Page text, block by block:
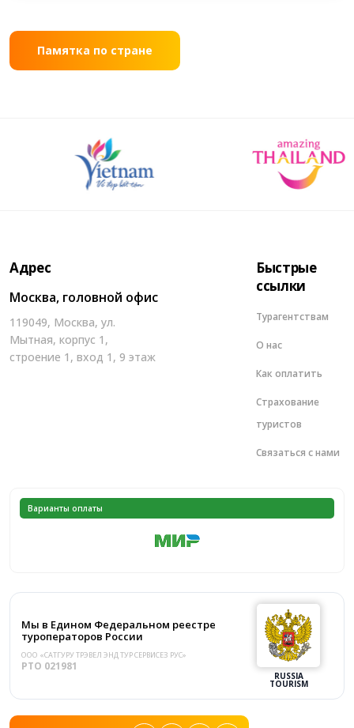
Памятка по стране
Адрес
Москва, головной офис
119049, Москва, ул.
Мытная, корпус 1,
строение 1, вход 1, 9 этаж
Быстрые
ссылки
Турагентствам
О нас
Как оплатить
Страхование
туристов
Связаться с нами
Варианты оплаты
Мы в Едином Федеральном реестре
туроператоров России
ООО «САТГУРУ ТРЭВЕЛ ЭНД ТУР СЕРВИСЕЗ РУС»
PTO 021981
RUSSIA
TOURISM